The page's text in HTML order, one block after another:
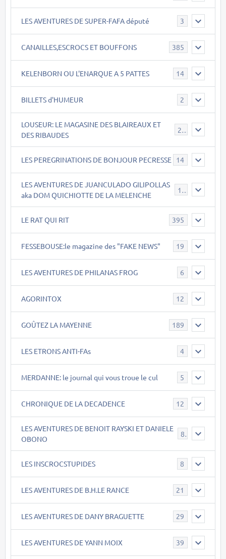
LES AVENTURES DE SUPER-FAFA député 3
CANAILLES,ESCROCS ET BOUFFONS 385
KELENBORN OU L'ENARQUE A 5 PATTES 14
BILLETS d'HUMEUR 2
LOUSEUR: LE MAGASINE DES BLAIREAUX ET
DES RIBAUDES
21
LES PEREGRINATIONS DE BONJOUR PECRESSE 14
LES AVENTURES DE JUANCULADO GILIPOLLAS
aka DOM QUICHIOTTE DE LA MELENCHE
119
LE RAT QUI RIT 395
FESSEBOUSE:le magazine des "FAKE NEWS" 19
LES AVENTURES DE PHILANAS FROG 6
AGORINTOX 12
GOÛTEZ LA MAYENNE 189
LES ETRONS ANTI-FAs 4
MERDANNE: le journal qui vous troue le cul 5
CHRONIQUE DE LA DECADENCE 12
LES AVENTURES DE BENOIT RAYSKI ET DANIELE
OBONO
8
LES INSCROCSTUPIDES 8
LES AVENTURES DE B.H.LE RANCE 21
LES AVENTURES DE DANY BRAGUETTE 29
LES AVENTURES DE YANN MOIX 39